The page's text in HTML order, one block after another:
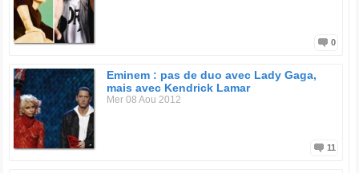
0
Eminem : pas de duo avec Lady Gaga,
mais avec Kendrick Lamar
Mer 08 Aou 2012
11